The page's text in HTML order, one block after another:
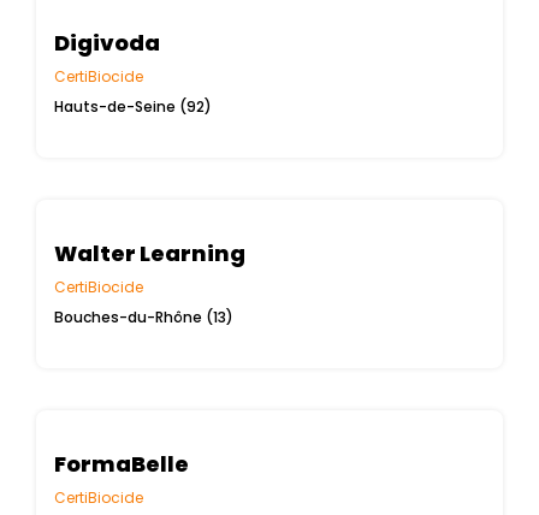
Digivoda
CertiBiocide
Hauts-de-Seine (92)
Walter Learning
CertiBiocide
Bouches-du-Rhône (13)
FormaBelle
CertiBiocide